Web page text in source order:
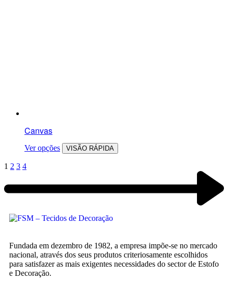
Canvas
Ver opções VISÃO RÁPIDA
1 2 3 4
Fundada em dezembro de 1982, a empresa impõe-se no mercado
nacional, através dos seus produtos criteriosamente escolhidos
para satisfazer as mais exigentes necessidades do sector de Estofo
e Decoração.